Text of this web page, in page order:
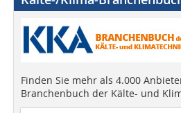
Finden Sie mehr als 4.000
Branchenbuch der Kälte- und